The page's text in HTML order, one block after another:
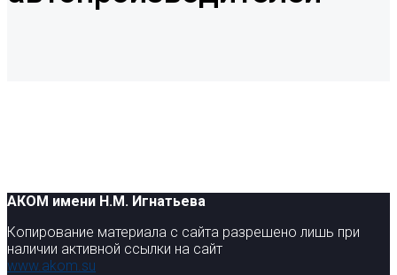
АКОМ имени Н.М. Игнатьева
Копирование материала с сайта разрешено лишь при
наличии активной ссылки на сайт
www.akom.su